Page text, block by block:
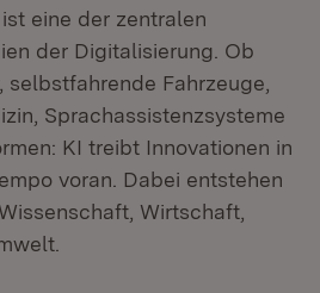
eine der zentralen
der Digitalisierung. Ob
selbstfahrende Fahrzeuge,
Sprachassistenzsysteme
KI treibt Innovationen in
voran. Dabei entstehen
Wirtschaft,